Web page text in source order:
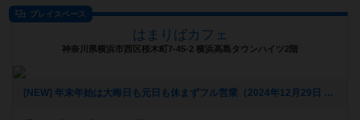
プレイスペース
はまりばカフェ
神奈川県横浜市西区桜木町7-45-2 横浜高島タウンハイツ2階
[NEW] 年末年始は大晦日も元日も休まずフル営業（2024年12月29日 20時19分）